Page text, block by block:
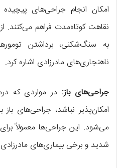
امکان انجام جراحی‌های
نقاهت کوتاه‌مدت فراهم می‌کنند.
به سنگ‌شکنی، برداشتن
ناهنجاری‌های مادرزادی اشاره کرد.
جراحی‌های باز: در مواردی که
امکان‌پذیر نباشد، جراحی‌های
می‌شود. این جراحی‌ها معمولاً
شدید و برخی بیماری‌های